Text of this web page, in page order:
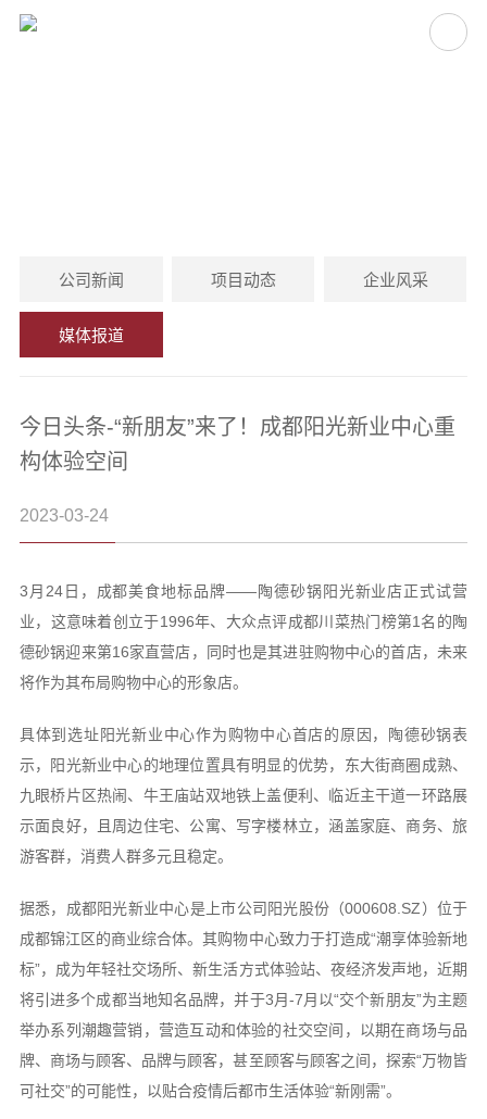
公司新闻 项目动态 企业风采
媒体报道
今日头条-“新朋友”来了！成都阳光新业中心重
构体验空间
2023-03-24
3月24日，成都美食地标品牌——陶德砂锅阳光新业店正式试营
业，这意味着创立于1996年、大众点评成都川菜热门榜第1名的陶
德砂锅迎来第16家直营店，同时也是其进驻购物中心的首店，未来
将作为其布局购物中心的形象店。
具体到选址阳光新业中心作为购物中心首店的原因，陶德砂锅表
示，阳光新业中心的地理位置具有明显的优势，东大街商圈成熟、
九眼桥片区热闹、牛王庙站双地铁上盖便利、临近主干道一环路展
示面良好，且周边住宅、公寓、写字楼林立，涵盖家庭、商务、旅
游客群，消费人群多元且稳定。
据悉，成都阳光新业中心是上市公司阳光股份（000608.SZ）位于
成都锦江区的商业综合体。其购物中心致力于打造成“潮享体验新地
标”，成为年轻社交场所、新生活方式体验站、夜经济发声地，近期
将引进多个成都当地知名品牌，并于3月-7月以“交个新朋友”为主题
举办系列潮趣营销，营造互动和体验的社交空间，以期在商场与品
牌、商场与顾客、品牌与顾客，甚至顾客与顾客之间，探索“万物皆
可社交”的可能性，以贴合疫情后都市生活体验“新刚需”。